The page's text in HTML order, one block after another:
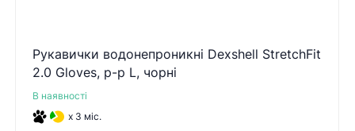
Рукавички водонепроникні Dexshell StretchFit
2.0 Gloves, р-р L, чорні
В наявності
x 3 міс.